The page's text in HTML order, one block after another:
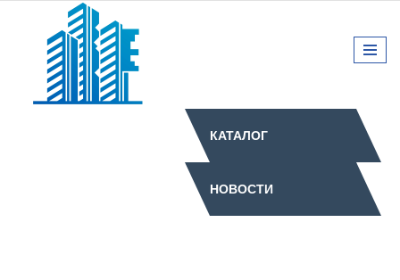
КАТАЛОГ
НОВОСТИ